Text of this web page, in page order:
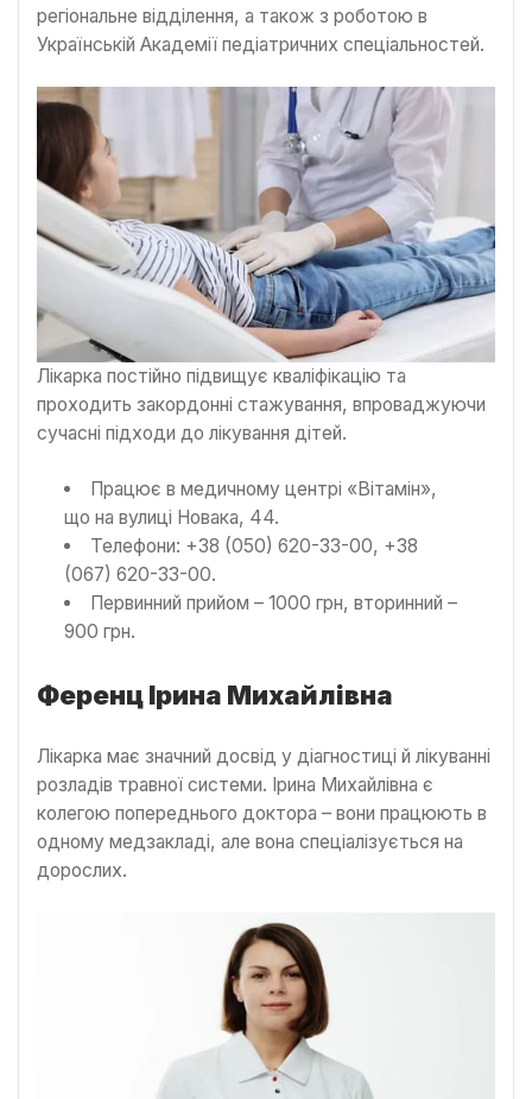
регіональне відділення, а також з роботою в
Українській Академії педіатричних спеціальностей.
Лікарка постійно підвищує кваліфікацію та
проходить закордонні стажування, впроваджуючи
сучасні підходи до лікування дітей.
Працює в медичному центрі «Вітамін»,
що на вулиці Новака, 44.
Телефони: +38 (050) 620-33-00, +38
(067) 620-33-00.
Первинний прийом – 1000 грн, вторинний –
900 грн.
Ференц Ірина Михайлівна
Лікарка має значний досвід у діагностиці й лікуванні
розладів травної системи. Ірина Михайлівна є
колегою попереднього доктора – вони працюють в
одному медзакладі, але вона спеціалізується на
дорослих.